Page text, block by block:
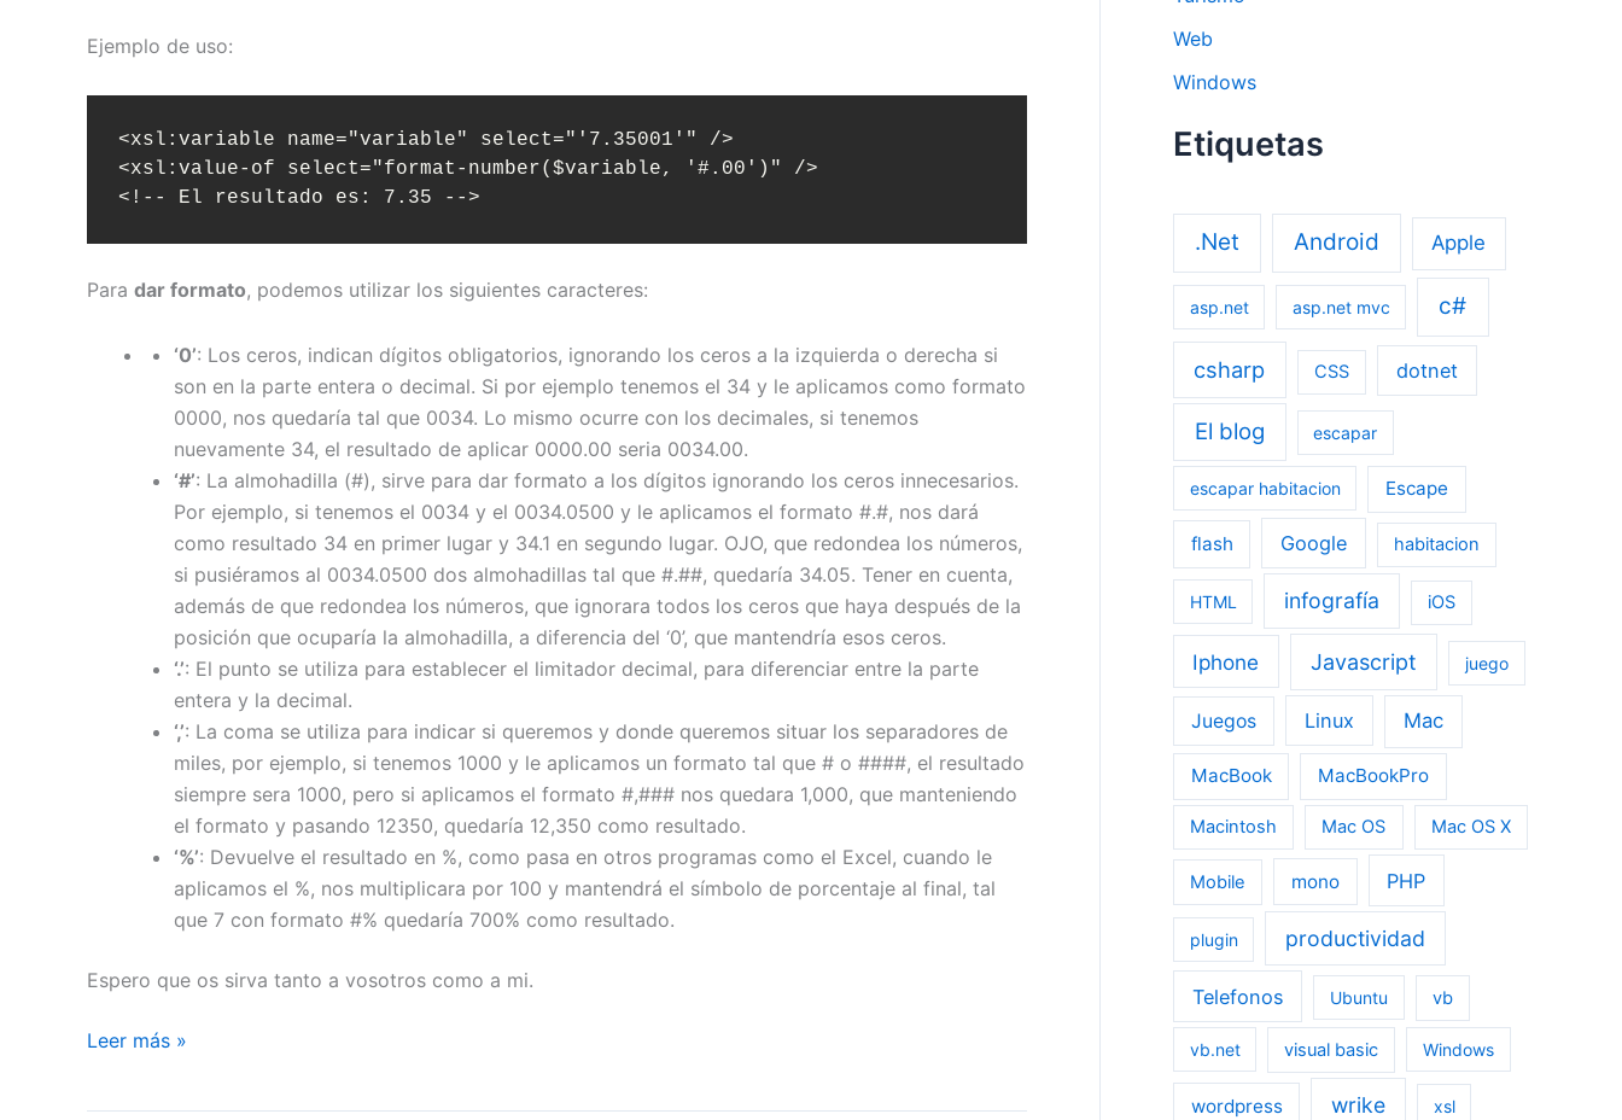
Ejemplo de uso:
<xsl:variable name="variable" select="'7.35001'" />
<xsl:value-of select="format-number($variable, '#.00')" />
<!-- El resultado es: 7.35 -->
Para dar formato, podemos utilizar los siguientes caracteres:
‘0’: Los ceros, indican dígitos obligatorios, ignorando los ceros a la izquierda o derecha si
son en la parte entera o decimal. Si por ejemplo tenemos el 34 y le aplicamos como formato
0000, nos quedaría tal que 0034. Lo mismo ocurre con los decimales, si tenemos
nuevamente 34, el resultado de aplicar 0000.00 seria 0034.00.
‘#’: La almohadilla (#), sirve para dar formato a los dígitos ignorando los ceros innecesarios.
Por ejemplo, si tenemos el 0034 y el 0034.0500 y le aplicamos el formato #.#, nos dará
como resultado 34 en primer lugar y 34.1 en segundo lugar. OJO, que redondea los números,
si pusiéramos al 0034.0500 dos almohadillas tal que #.##, quedaría 34.05. Tener en cuenta,
además de que redondea los números, que ignorara todos los ceros que haya después de la
posición que ocuparía la almohadilla, a diferencia del ‘0’, que mantendría esos ceros.
‘.’: El punto se utiliza para establecer el limitador decimal, para diferenciar entre la parte
entera y la decimal.
‘,’: La coma se utiliza para indicar si queremos y donde queremos situar los separadores de
miles, por ejemplo, si tenemos 1000 y le aplicamos un formato tal que # o ####, el resultado
siempre sera 1000, pero si aplicamos el formato #,### nos quedara 1,000, que manteniendo
el formato y pasando 12350, quedaría 12,350 como resultado.
‘%’: Devuelve el resultado en %, como pasa en otros programas como el Excel, cuando le
aplicamos el %, nos multiplicara por 100 y mantendrá el símbolo de porcentaje al final, tal
que 7 con formato #% quedaría 700% como resultado.
Espero que os sirva tanto a vosotros como a mi.
Como
Leer más »
Web
Windows
Etiquetas
.Net Android Apple
asp.net asp.net mvc c#
csharp CSS dotnet
El blog escapar
escapar habitacion Escape
flash Google habitacion
HTML infografía iOS
Iphone Javascript juego
Juegos Linux Mac
MacBook MacBookPro
Macintosh Mac OS Mac OS X
Mobile mono PHP
plugin productividad
Telefonos Ubuntu vb
vb.net visual basic Windows
wordpress wrike xsl